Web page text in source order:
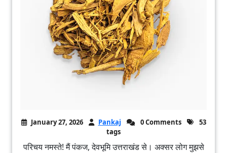
January 27, 2026 Pankaj 0 Comments
53
tags
परिचय नमस्ते! मैं पंकज, देवभूमि उत्तराखंड से। अक्सर लोग मुझसे